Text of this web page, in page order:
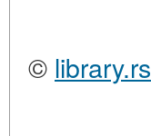
© library.rs